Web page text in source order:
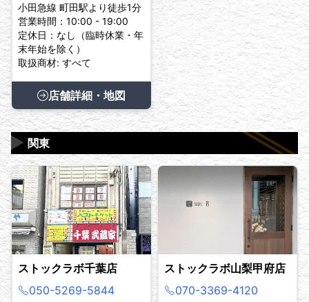
小田急線 町田駅より徒歩1分
営業時間：10:00 - 19:00
定休日：なし（臨時休業・年
末年始を除く）
取扱商材: すべて
店舗詳細・地図
関東
▶
ストックラボ千葉店
050-5269-5844
ストックラボ山梨甲府店
070-3369-4120